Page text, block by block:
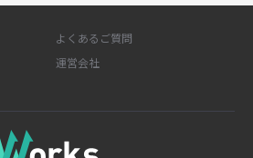
よくあるご質問
運営会社